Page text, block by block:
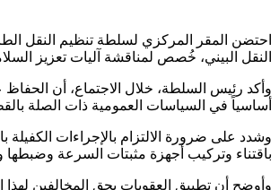
احتضن المقر المركزي لسلطة تنظيم النقل
النقل البيني، خُصص لمناقشة آليات تعزيز
وأكد رئيس السلطة، خلال الاجتماع، أن
أساسياً في السياسات العمومية ذات الصلة
وشدد على ضرورة الالتزام بالإجراءات
باقتناء وتركيب أجهزة مثبتات السرعة
وأوضح أن تطبيق العقوبات بحق المخالفين لهذا الإجراء سيبدأ اعتباراً من الأول من يوليو 2026، في